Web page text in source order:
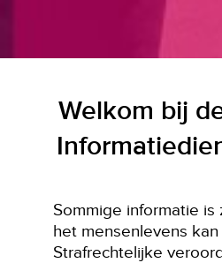
Welkom bij
Sommige informatie
het mensenlevens
Strafrechtelijke